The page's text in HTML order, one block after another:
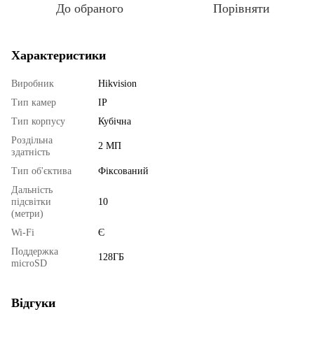
До обраного Порівняти
Характеристики
Виробник
Hikvision
Тип камер
IP
Тип корпусу
Кубічна
Роздільна
здатність
2 МП
Тип об'єктива
Фіксований
Дальність
підсвітки
(метри)
10
Wi-Fi
Є
Поддержка
microSD
128ГБ
Відгуки